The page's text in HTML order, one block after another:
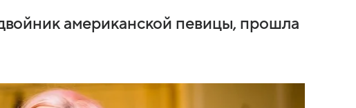
американской певицы, прошла